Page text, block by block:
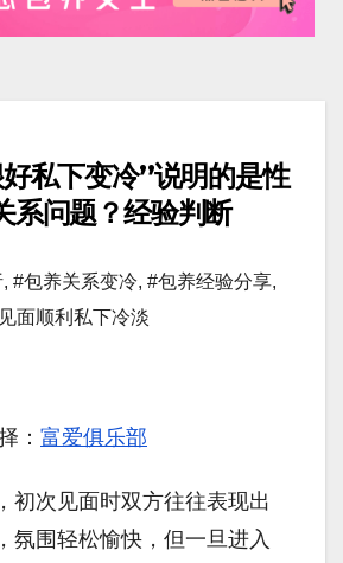
私下变冷”说明的是性
系问题？经验判断
, #包养关系变冷, #包养经验分享,
面顺利私下冷淡
： 富爱俱乐部
初次见面时双方往往表现出
氛围轻松愉快，但一旦进入